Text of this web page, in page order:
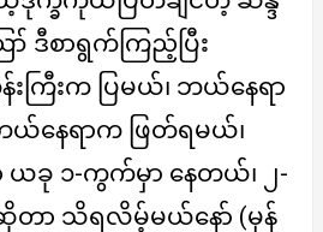
စာရွက်ကြည့်ပြီး
ြီးက ပြမယ်၊ ဘယ်နေရာ
နေရာက ဖြတ်ရမယ်၊
ယခု ၁-ကွက်မှာ နေတယ်၊ ၂-
ာ သိရလိမ့်မယ်နော် (မှန်